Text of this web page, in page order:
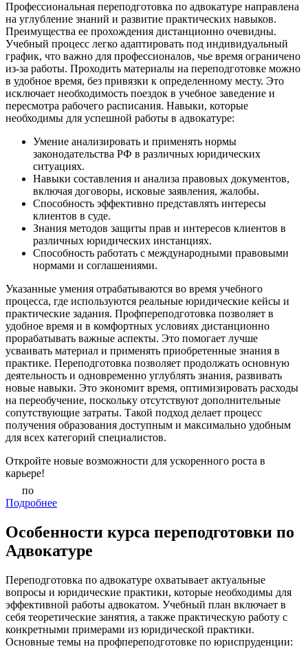
Профессиональная переподготовка по адвокатуре направлена
на углубление знаний и развитие практических навыков.
Преимущества ее прохождения дистанционно очевидны.
Учебный процесс легко адаптировать под индивидуальный
график, что важно для профессионалов, чье время ограничено
из-за работы. Проходить материалы на переподготовке можно
в удобное время, без привязки к определенному месту. Это
исключает необходимость поездок в учебное заведение и
пересмотра рабочего расписания. Навыки, которые
необходимы для успешной работы в адвокатуре:
Умение анализировать и применять нормы
законодательства РФ в различных юридических
ситуациях.
Навыки составления и анализа правовых документов,
включая договоры, исковые заявления, жалобы.
Способность эффективно представлять интересы
клиентов в суде.
Знания методов защиты прав и интересов клиентов в
различных юридических инстанциях.
Способность работать с международными правовыми
нормами и соглашениями.
Указанные умения отрабатываются во время учебного
процесса, где используются реальные юридические кейсы и
практические задания. Профпереподготовка позволяет в
удобное время и в комфортных условиях дистанционно
прорабатывать важные аспекты. Это помогает лучше
усваивать материал и применять приобретенные знания в
практике. Переподготовка позволяет продолжать основную
деятельность и одновременно углублять знания, развивать
новые навыки. Это экономит время, оптимизировать расходы
на переобучение, поскольку отсутствуют дополнительные
сопутствующие затраты. Такой подход делает процесс
получения образования доступным и максимально удобным
для всех категорий специалистов.
Откройте новые возможности для ускоренного роста в
карьере!
по
Подробнее
Особенности курса переподготовки по
Адвокатуре
Переподготовка по адвокатуре охватывает актуальные
вопросы и юридические практики, которые необходимы для
эффективной работы адвокатом. Учебный план включает в
себя теоретические занятия, а также практическую работу с
конкретными примерами из юридической практики.
Основные темы на профпереподготовке по юриспруденции: